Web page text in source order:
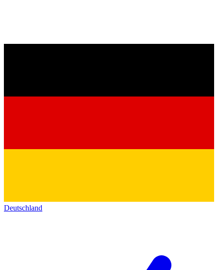
Deutschland